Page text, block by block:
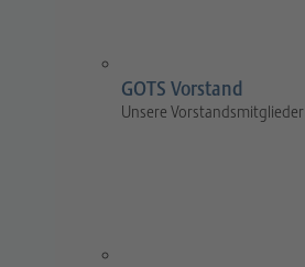
GOTS Vorstand
Unsere Vorstandsmitglieder